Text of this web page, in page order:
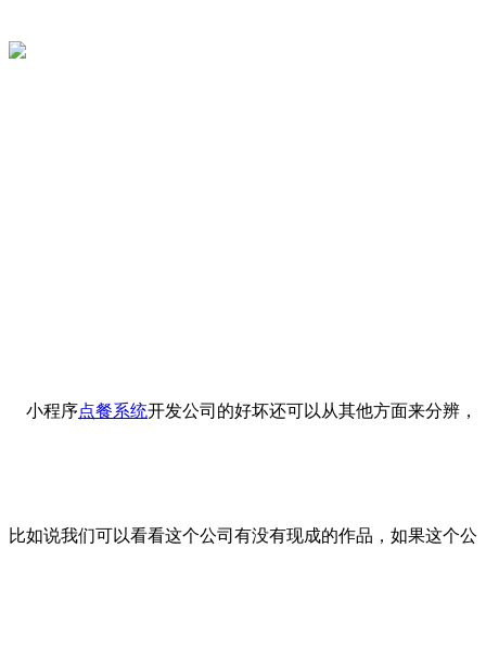
小程序点餐系统开发公司的好坏还可以从其他方面来分辨，
比如说我们可以看看这个公司有没有现成的作品，如果这个公